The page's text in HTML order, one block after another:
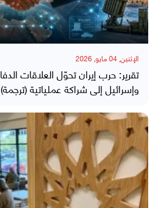
الإثنين, 04 مايو, 2026
تقرير: حرب إيران تحوّل العلاقات
وإسرائيل إلى شراكة عملياتية (ترجمة)